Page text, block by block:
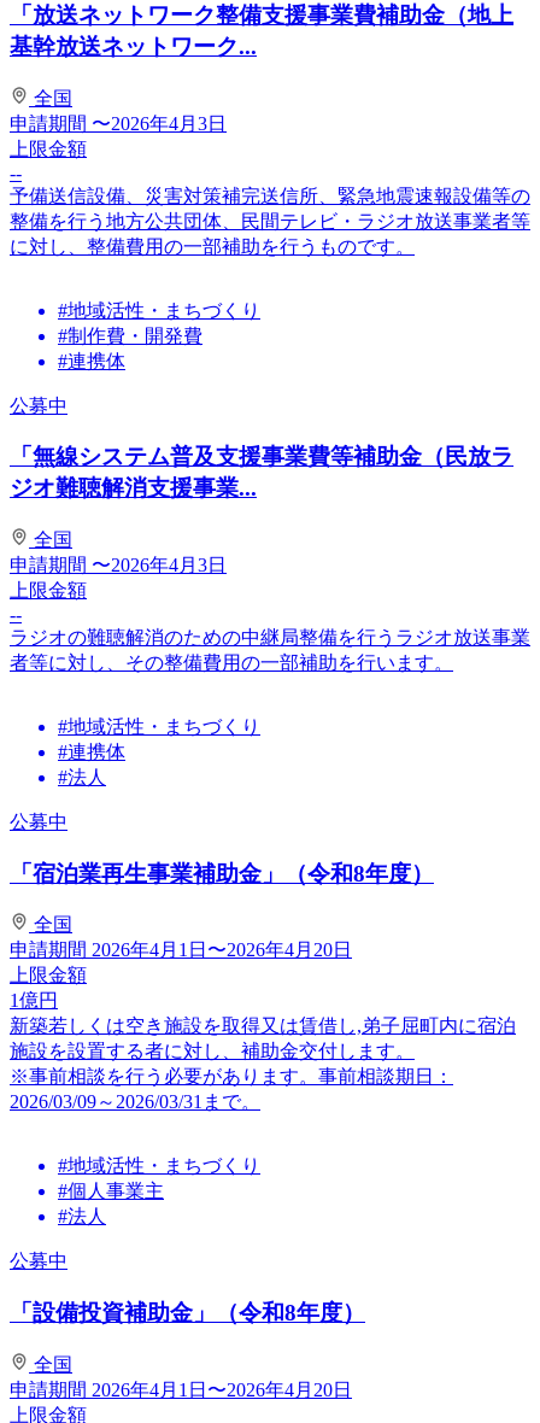
「放送ネットワーク整備支援事業費補助金（地上
基幹放送ネットワーク...
全国
申請期間 〜2026年4月3日
上限金額
--
予備送信設備、災害対策補完送信所、緊急地震速報設備等の
整備を行う地方公共団体、民間テレビ・ラジオ放送事業者等
に対し、整備費用の一部補助を行うものです。
#地域活性・まちづくり
#制作費・開発費
#連携体
公募中
「無線システム普及支援事業費等補助金（民放ラ
ジオ難聴解消支援事業...
全国
申請期間 〜2026年4月3日
上限金額
--
ラジオの難聴解消のための中継局整備を行うラジオ放送事業
者等に対し、その整備費用の一部補助を行います。
#地域活性・まちづくり
#連携体
#法人
公募中
「宿泊業再生事業補助金」（令和8年度）
全国
申請期間 2026年4月1日〜2026年4月20日
上限金額
1億円
新築若しくは空き施設を取得又は賃借し,弟子屈町内に宿泊
施設を設置する者に対し、補助金交付します。
※事前相談を行う必要があります。事前相談期日：
2026/03/09～2026/03/31まで。
#地域活性・まちづくり
#個人事業主
#法人
公募中
「設備投資補助金」（令和8年度）
全国
申請期間 2026年4月1日〜2026年4月20日
上限金額